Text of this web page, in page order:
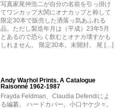
写真家尾仲浩二が自分の名前を引っ掛け
てワンカップ大関にオナカップと称して
限定30本で販売した洒落っ気あふれる
品。ただし製造年月は（平成）23年5月
とあるので恐らく飲むとオナカ壊すかも
しれません。 限定30本。未開封。 尾 […]
Andy Warhol Prints. A Catalogue
Raisonné 1962-1987
Frayda Feldman、Claudia Defendiによ
る編纂。 ハードカバー。小口ヤケ少々。